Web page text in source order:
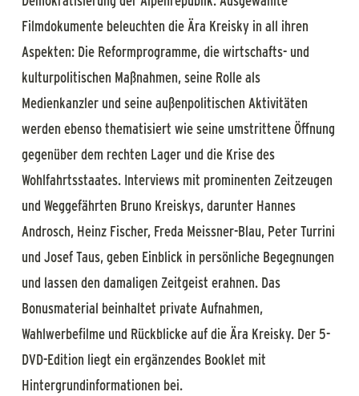
Filmdokumente beleuchten die Ära Kreisky in all ihren
Aspekten: Die Reformprogramme, die wirtschafts- und
kulturpolitischen Maßnahmen, seine Rolle als
Medienkanzler und seine außenpolitischen Aktivitäten
werden ebenso thematisiert wie seine umstrittene Öffnung
gegenüber dem rechten Lager und die Krise des
Wohlfahrtsstaates. Interviews mit prominenten Zeitzeugen
und Weggefährten Bruno Kreiskys, darunter Hannes
Androsch, Heinz Fischer, Freda Meissner-Blau, Peter Turrini
und Josef Taus, geben Einblick in persönliche Begegnungen
und lassen den damaligen Zeitgeist erahnen. Das
Bonusmaterial beinhaltet private Aufnahmen,
Wahlwerbefilme und Rückblicke auf die Ära Kreisky. Der 5-
DVD-Edition liegt ein ergänzendes Booklet mit
Hintergrundinformationen bei.